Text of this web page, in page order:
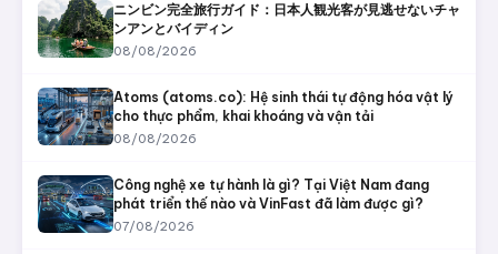
ニンビン完全旅行ガイド：日本人観光客が見逃せないチャ
ンアンとバイディン
08/08/2026
Atoms (atoms.co): Hệ sinh thái tự động hóa vật lý
cho thực phẩm, khai khoáng và vận tải
08/08/2026
Công nghệ xe tự hành là gì? Tại Việt Nam đang
phát triển thế nào và VinFast đã làm được gì?
07/08/2026